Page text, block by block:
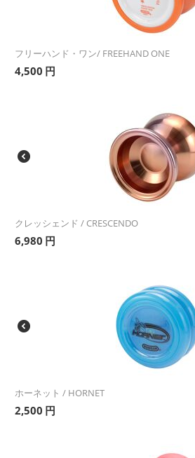
フリーハンド・ワン/ FREEHAND ONE
4,500 円
クレッシェンド / CRESCENDO
6,980 円
ホーネット / HORNET
2,500 円